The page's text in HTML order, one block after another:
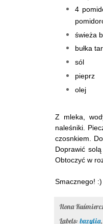
4
świeża
bułka
sól
pieprz
olej
Z mleka,
naleśniki.
czosnkiem.
Doprawić
Obtoczyć w
Smacznego! :)
Ilona
Labels: bazylia